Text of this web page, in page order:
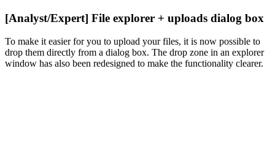
[Analyst/Expert] File explorer + uploads dialog box
To make it easier for you to upload your files, it is now possible to
drop them directly from a dialog box. The drop zone in an explorer
window has also been redesigned to make the functionality clearer.